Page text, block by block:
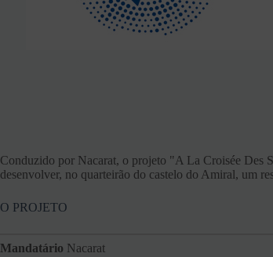
Conduzido por Nacarat, o projeto "A La Croisée Des
desenvolver, no quarteirão do castelo do Amiral, um
O PROJETO
Mandatário Nacarat